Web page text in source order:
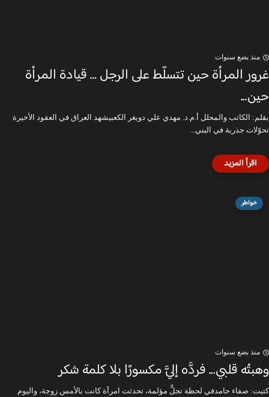
منذ بضع سنوات
غرور المرأة حين تتسلّط على الرجل … قيادة المرأة
حين...
بقلم: الكاتب والمحلل أ.م.د. مهدي علي دويغر الكعبيشهد العراق في العقود الأخيرة
تحوّلات جذرية في البني...
خواطر
منذ بضع سنوات
وهبتُه قلبي... فردَّه إليَّ مكسورًا بلا كلمة شكر
كتبت: صفاء حامدفي لحظة تجلٍّ مؤلمة، تحدثت امرأة كانت بالأمس زوجة، واليوم